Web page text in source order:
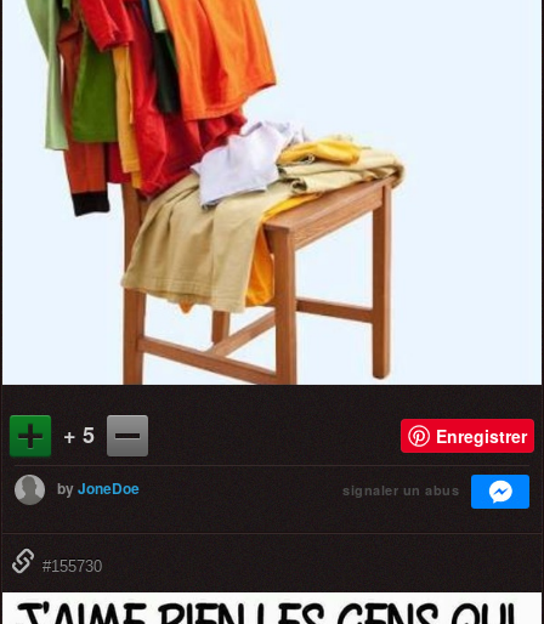
+ 5 Enregistrer
byJoneDoe signaler un abus
#155730